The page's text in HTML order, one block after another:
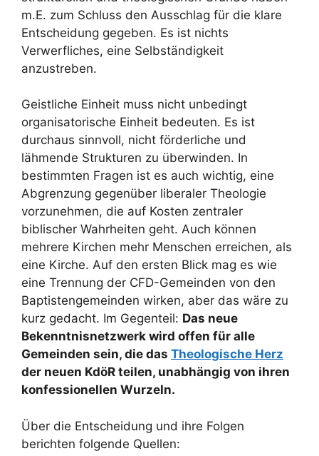
m.E. zum Schluss den Ausschlag für die klare
Entscheidung gegeben. Es ist nichts
Verwerfliches, eine Selbständigkeit
anzustreben.
Geistliche Einheit muss nicht unbedingt
organisatorische Einheit bedeuten. Es ist
durchaus sinnvoll, nicht förderliche und
lähmende Strukturen zu überwinden. In
bestimmten Fragen ist es auch wichtig, eine
Abgrenzung gegenüber liberaler Theologie
vorzunehmen, die auf Kosten zentraler
biblischer Wahrheiten geht. Auch können
mehrere Kirchen mehr Menschen erreichen, als
eine Kirche. Auf den ersten Blick mag es wie
eine Trennung der CFD-Gemeinden von den
Baptistengemeinden wirken, aber das wäre zu
kurz gedacht. Im Gegenteil: Das neue
Bekenntnisnetzwerk wird offen für alle
Gemeinden sein, die das Theologische Herz
der neuen KdöR teilen, unabhängig von ihren
konfessionellen Wurzeln.
Über die Entscheidung und ihre Folgen
berichten folgende Quellen: